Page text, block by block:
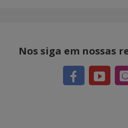
Nos siga em nossas